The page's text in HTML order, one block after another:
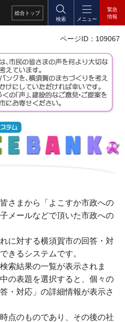
総合 トップ
検索
メニュー
緊急
情報
ページID：109067
さまから「よこすか市政への
メールなどで頂いた市政への
に対する横須賀市の回答・対
きるシステムです。
索結果の一覧が表示されま
の表題を選択すると、個々の
・対応」の詳細情報が表示さ
点のものであり、その後の社